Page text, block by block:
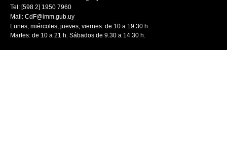
Tel: [598 2] 1950 7960
Mail: CdF@imm.gub.uy
Lunes, miércoles, jueves, viernes: de 10 a 19.30 h.
Martes: de 10 a 21 h. Sábados de 9.30 a 14.30 h.